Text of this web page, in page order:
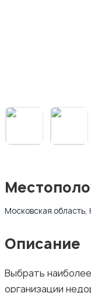
Московская область,
Описание
Выбрать
организации